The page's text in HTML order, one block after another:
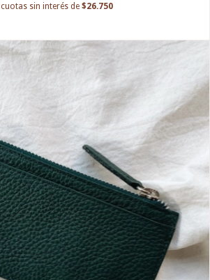
cuotas sin interés de $26.750